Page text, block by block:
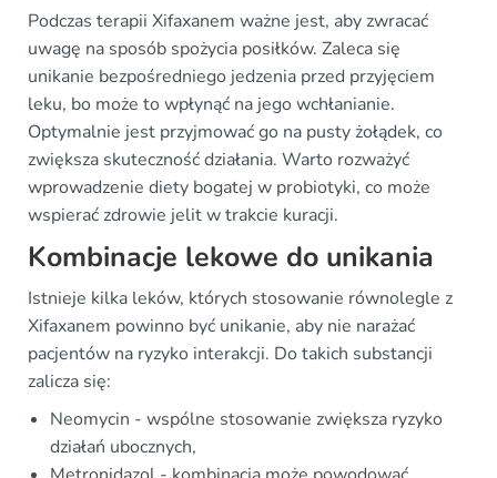
Podczas terapii Xifaxanem ważne jest, aby zwracać
uwagę na sposób spożycia posiłków. Zaleca się
unikanie bezpośredniego jedzenia przed przyjęciem
leku, bo może to wpłynąć na jego wchłanianie.
Optymalnie jest przyjmować go na pusty żołądek, co
zwiększa skuteczność działania. Warto rozważyć
wprowadzenie diety bogatej w probiotyki, co może
wspierać zdrowie jelit w trakcie kuracji.
Kombinacje lekowe do unikania
Istnieje kilka leków, których stosowanie równolegle z
Xifaxanem powinno być unikanie, aby nie narażać
pacjentów na ryzyko interakcji. Do takich substancji
zalicza się:
Neomycin - wspólne stosowanie zwiększa ryzyko
działań ubocznych,